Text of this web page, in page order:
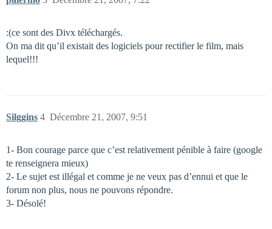
:(ce sont des Divx téléchargés.
On ma dit qu’il existait des logiciels pour rectifier le film, mais
lequel!!!
Silggins Décembre 21, 2007, 9:51
4
1- Bon courage parce que c’est relativement pénible à faire (google
te renseignera mieux)
2- Le sujet est illégal et comme je ne veux pas d’ennui et que le
forum non plus, nous ne pouvons répondre.
3- Désolé!